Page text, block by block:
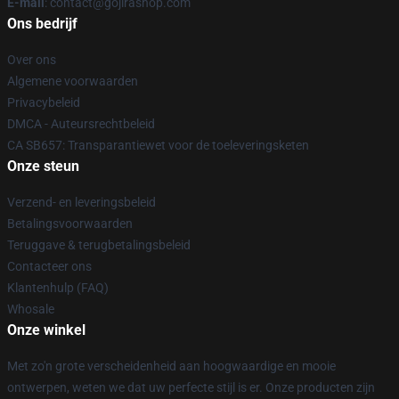
Ons bedrijf
Over ons
Algemene voorwaarden
Privacybeleid
DMCA - Auteursrechtbeleid
CA SB657: Transparantiewet voor de toeleveringsketen
Onze steun
Verzend- en leveringsbeleid
Betalingsvoorwaarden
Teruggave & terugbetalingsbeleid
Contacteer ons
Klantenhulp (FAQ)
Whosale
Onze winkel
Met zo'n grote verscheidenheid aan hoogwaardige en mooie
ontwerpen, weten we dat uw perfecte stijl is er. Onze producten zijn